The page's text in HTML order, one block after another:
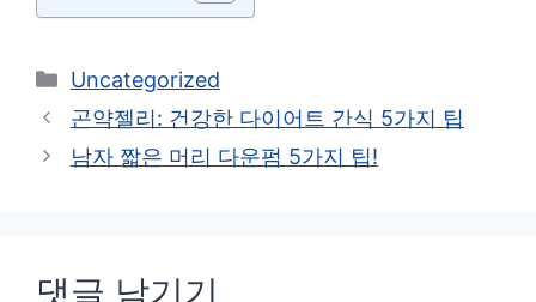
카
테
리
Uncategorized
곤약젤리: 건강한 다이어트 간식 5가지 팁
남자 짧은 머리 다운펌 5가지 팁!
댓글 남기기